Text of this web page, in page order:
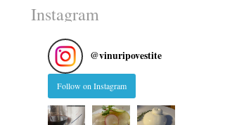
Instagram
@vinuripovestite
Follow on Instagram